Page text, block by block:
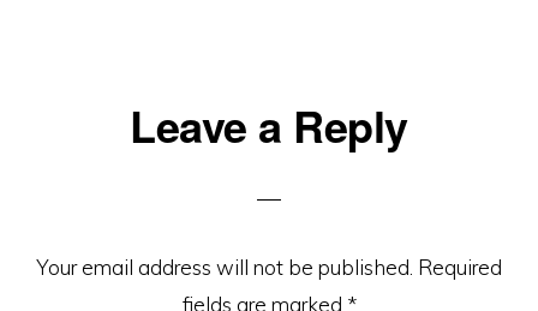
Leave a Reply
Your email address will not be published. Required
fields are marked *